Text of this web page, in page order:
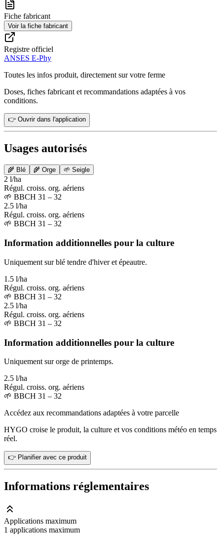
Fiche fabricant
Voir la fiche fabricant
Registre officiel
ANSES E-Phy
Toutes les infos produit, directement sur votre ferme
Doses, fiches fabricant et recommandations adaptées à vos
conditions.
👉 Ouvrir dans l'application
Usages autorisés
🌾 Blé 🌾 Orge 🌱 Seigle
2 l/ha
Régul. croiss. org. aériens
🌱 BBCH 31 – 32
2.5 l/ha
Régul. croiss. org. aériens
🌱 BBCH 31 – 32
Information additionnelles pour la culture
Uniquement sur blé tendre d'hiver et épeautre.
1.5 l/ha
Régul. croiss. org. aériens
🌱 BBCH 31 – 32
2.5 l/ha
Régul. croiss. org. aériens
🌱 BBCH 31 – 32
Information additionnelles pour la culture
Uniquement sur orge de printemps.
2.5 l/ha
Régul. croiss. org. aériens
🌱 BBCH 31 – 32
Accédez aux recommandations adaptées à votre parcelle
HYGO croise le produit, la culture et vos conditions météo en temps
réel.
👉 Planifier avec ce produit
Informations réglementaires
Applications maximum
1 applications maximum